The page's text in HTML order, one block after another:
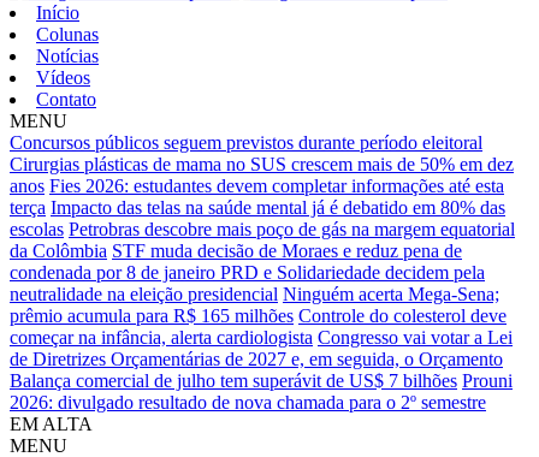
Início
Colunas
Notícias
Vídeos
Contato
MENU
Concursos públicos seguem previstos durante período eleitoral
Cirurgias plásticas de mama no SUS crescem mais de 50% em dez
anos Fies 2026: estudantes devem completar informações até esta
terça Impacto das telas na saúde mental já é debatido em 80% das
escolas Petrobras descobre mais poço de gás na margem equatorial
da Colômbia STF muda decisão de Moraes e reduz pena de
condenada por 8 de janeiro PRD e Solidariedade decidem pela
neutralidade na eleição presidencial Ninguém acerta Mega-Sena;
prêmio acumula para R$ 165 milhões Controle do colesterol deve
começar na infância, alerta cardiologista Congresso vai votar a Lei
de Diretrizes Orçamentárias de 2027 e, em seguida, o Orçamento
Balança comercial de julho tem superávit de US$ 7 bilhões Prouni
2026: divulgado resultado de nova chamada para o 2º semestre
EM ALTA
MENU